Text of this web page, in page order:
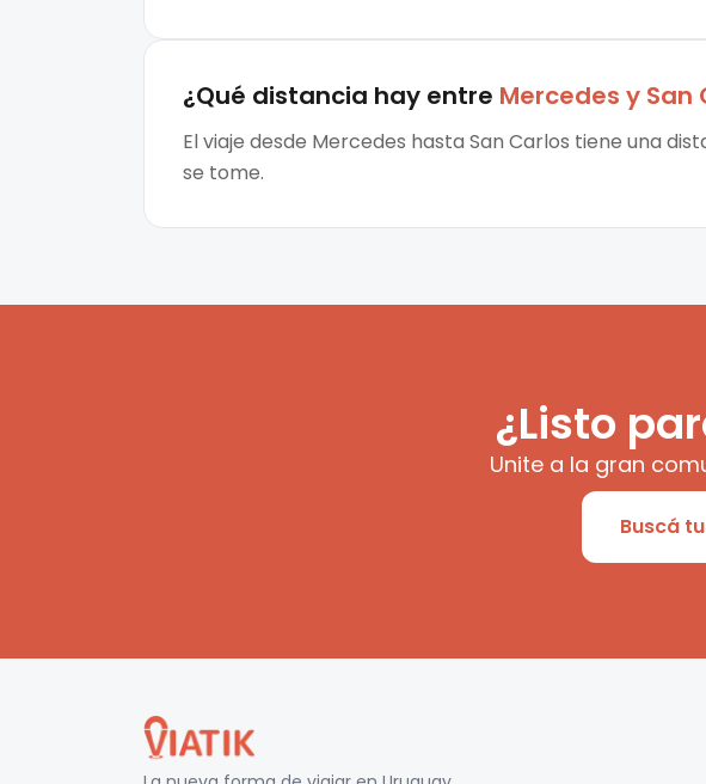
¿Qué distancia hay entre Mercedes y San
El viaje desde Mercedes hasta San Carlos tiene una
se tome.
¿Listo
Unite a la gran
Buscá